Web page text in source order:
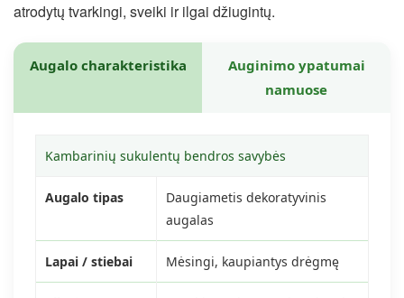
atrodytų tvarkingi, sveiki ir ilgai džiugintų.
Augalo charakteristika
Auginimo ypatumai
namuose
Kambarinių sukulentų bendros savybės
Augalo tipas
Daugiametis dekoratyvinis
augalas
Lapai / stiebai Mėsingi, kaupiantys drėgmę